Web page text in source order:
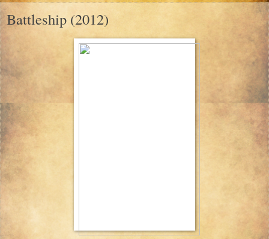
Battleship (2012)